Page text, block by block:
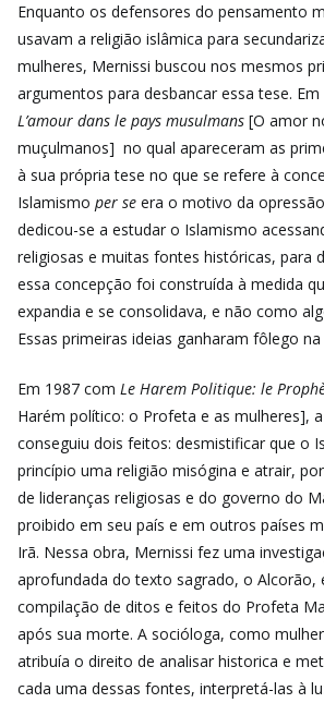
Enquanto os defensores do pensamento
usavam a religião islâmica para
mulheres, Mernissi buscou nos mesmos
argumentos para desbancar essa tese.
L’amour dans le pays musulmans [O amor
muçulmanos] no qual apareceram as
à sua própria tese no que se refere à
Islamismo per se era o motivo da
dedicou-se a estudar o Islamismo
religiosas e muitas fontes históricas, para
essa concepção foi construída à medida
expandia e se consolidava, e não como
Essas primeiras ideias ganharam fôlego
Em 1987 com Le Harem Politique: le
Harém político: o Profeta e as mulheres],
conseguiu dois feitos: desmistificar que o
princípio uma religião misógina e atrair,
de lideranças religiosas e do governo do
proibido em seu país e em outros países
Irã. Nessa obra, Mernissi fez uma
aprofundada do texto sagrado, o Alcorão,
compilação de ditos e feitos do Profeta
após sua morte. A socióloga, como
atribuía o direito de analisar historica e
cada uma dessas fontes, interpretá-las à